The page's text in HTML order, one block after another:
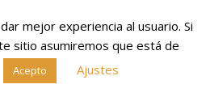
al usuario; en
se determinará
acorde a la
mejor experiencia al usuario. Si
sitio asumiremos que está de
Acepto Ajustes